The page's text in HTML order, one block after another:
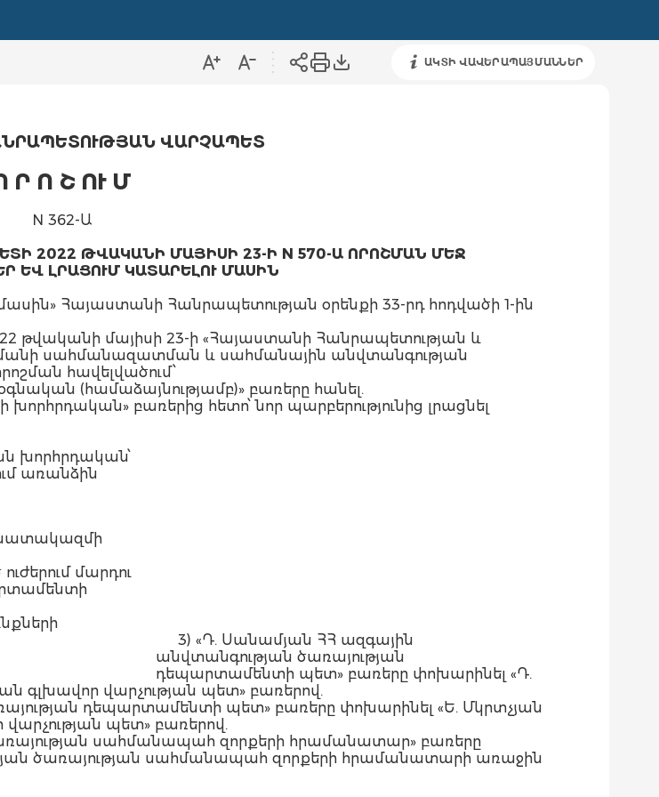
ԱԿՏԻ ՎԱՎԵՐԱՊԱՅՄԱՆՆԵՐ
ՎԱՐՉԱՊԵՏ
Ր Ո Շ ՈՒ Մ
N 362-Ա
2022 ԹՎԱԿԱՆԻ ՄԱՅԻՍԻ 23-Ի N 570-Ա ՈՐՈՇՄԱՆ ՄԵՋ
ԵՎ ԼՐԱՑՈՒՄ ԿԱՏԱՐԵԼՈՒ ՄԱՍԻՆ
Հայաստանի Հանրապետության օրենքի 33-րդ հոդվածի 1-ին
թվականի մայիսի 23-ի «Հայաստանի Հանրապետության և
սահմանազատման և սահմանային անվտանգության
հավելվածում՝
(համաձայնությամբ)» բառերը հանել.
բառերից հետո՝ նոր պարբերությունից լրացնել
խորհրդական՝
առանձին
մարդու
3) «Դ. Սանամյան ՀՀ ազգային
անվտանգության ծառայության
դեպարտամենտի պետ» բառերը փոխարինել «Դ.
գլխավոր վարչության պետ» բառերով.
դեպարտամենտի պետ» բառերը փոխարինել «Ե. Մկրտչյան
պետ» բառերով.
սահմանապահ զորքերի հրամանատար» բառերը
ծառայության սահմանապահ զորքերի հրամանատարի առաջին